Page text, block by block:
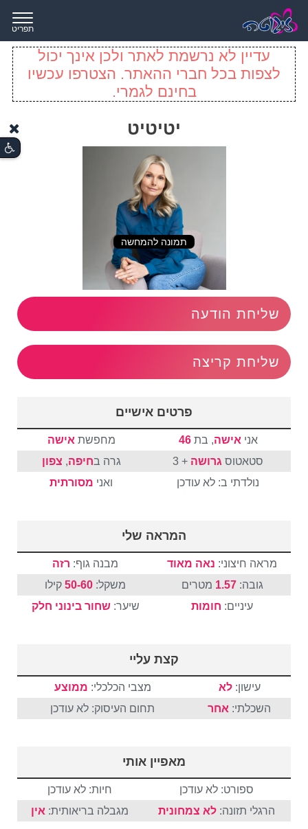
תפריט
עדיין לא נרשמת לאתר ולכן אינך יכול
לצפות בכל חברי ההאתר. הצטרפו עכשיו
בחינם לגמרי.
יטיטיט
תמונה להמחשה
שליחת הודעה
שליחת קריצה
פרטים אישיים
אני אישה, בת46 מחפשת אישה
סטאטוס גרושה + 3 גרה בחיפה, צפון
נולדתי ב: לא עודכן
ואני מסורתית
המראה שלי
מראה חיצוני: נאה מאוד מבנה גוף: רזה
גובה:1.57 מטרים משקל: 50-60 קילו
עיניים: חומות שיער:שחור בינוני חלק
קצת עליי
עישון:לא מצבי הכלכלי: ממוצע
השכלתי: אחר תחום העיסוק: לא עודכן
מאפיין אותי
ספורט: לא עודכן
חיות: לא עודכן
הרגלי תזונה: לא צמחונית מגבלה בריאותית: אין